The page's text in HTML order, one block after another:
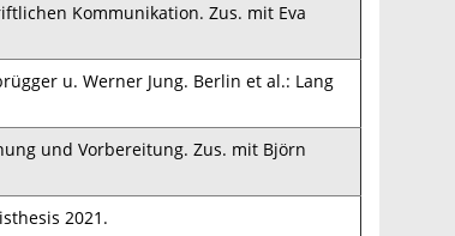
Kommunikation. Zus. mit Eva
u. Werner Jung. Berlin et al.: Lang
und Vorbereitung. Zus. mit Björn
2021.